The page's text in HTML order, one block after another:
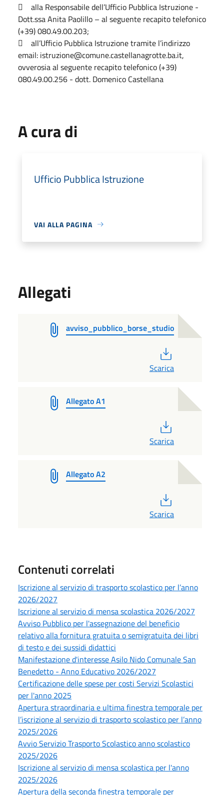
 alla Responsabile dell’Ufficio Pubblica Istruzione -
Dott.ssa Anita Paolillo – al seguente recapito telefonico
(+39) 080.49.00.203;
 all’Ufficio Pubblica Istruzione tramite l’indirizzo
email: istruzione@comune.castellanagrotte.ba.it,
ovverosia al seguente recapito telefonico (+39)
080.49.00.256 - dott. Domenico Castellana
A cura di
Ufficio Pubblica Istruzione
VAI ALLA PAGINA
Allegati
avviso_pubblico_borse_studio
Scarica
Allegato A1
Scarica
Allegato A2
Scarica
Contenuti correlati
Iscrizione al servizio di trasporto scolastico per l’anno
2026/2027
Iscrizione al servizio di mensa scolastica 2026/2027
Avviso Pubblico per l'assegnazione del beneficio
relativo alla fornitura gratuita o semigratuita dei libri
di testo e dei sussidi didattici
Manifestazione d'interesse Asilo Nido Comunale San
Benedetto - Anno Educativo 2026/2027
Certificazione delle spese per costi Servizi Scolastici
per l'anno 2025
Apertura straordinaria e ultima finestra temporale per
l’iscrizione al servizio di trasporto scolastico per l’anno
2025/2026
Avvio Servizio Trasporto Scolastico anno scolastico
2025/2026
Iscrizione al servizio di mensa scolastica per l'anno
2025/2026
Apertura della seconda finestra temporale per